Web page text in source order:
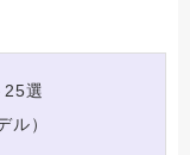
25選
）